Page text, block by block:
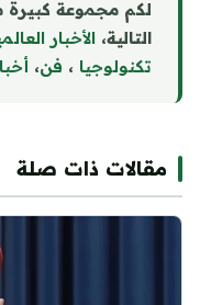
لكم مجموعة كبيرة
التالية، الأخبار
تكنولوجيا ، فن،
مقالات ذات صلة